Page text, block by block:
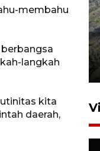
membahu
langkah
kita
daerah,
Jambi